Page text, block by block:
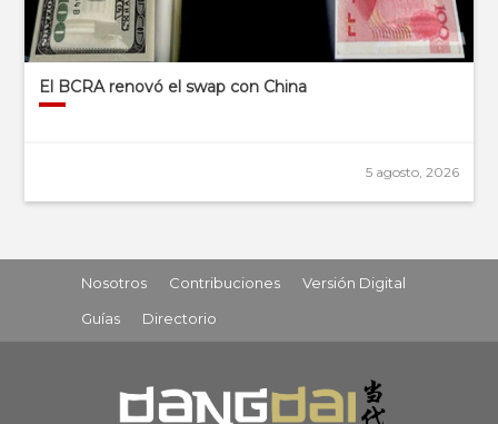
El BCRA renovó el swap con China
5 agosto, 2026
Nosotros Contribuciones
Versión Digital
Guías
Directorio